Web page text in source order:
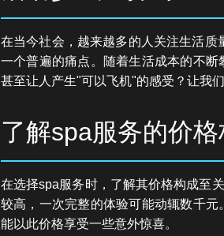
在当今社会，越来越多的人关注生活
一个普遍的痛点。随着生活成本的不
甚至让人产生"可以飞机"的感受？让我
了解spa服务的价
在选择spa服务时，了解其价格构成至
较高，一次完整的体验可能动辄数千
能以此价格享受一些意外惊喜。